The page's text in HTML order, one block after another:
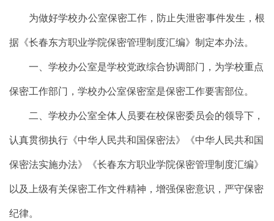
为做好学校办公室保密工作，防止失泄密事件发生，根
据《长春东方职业学院保密管理制度汇编》制定本办法。
一、学校办公室是学校党政综合协调部门，为学校重点
保密工作部门，学校办公室保密室是保密工作要害部位。
二、学校办公室全体人员要在校保密委员会的领导下，
认真贯彻执行《中华人民共和国保密法》《中华人民共和国
保密法实施办法》《长春东方职业学院保密管理制度汇编》
以及上级有关保密工作文件精神，增强保密意识，严守保密
纪律。